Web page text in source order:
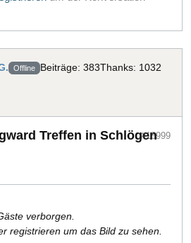
Offline Beiträge: 383Thanks: 1032
Treffen in Schlögen#18999
verborgen.
registrieren um das Bild zu sehen.